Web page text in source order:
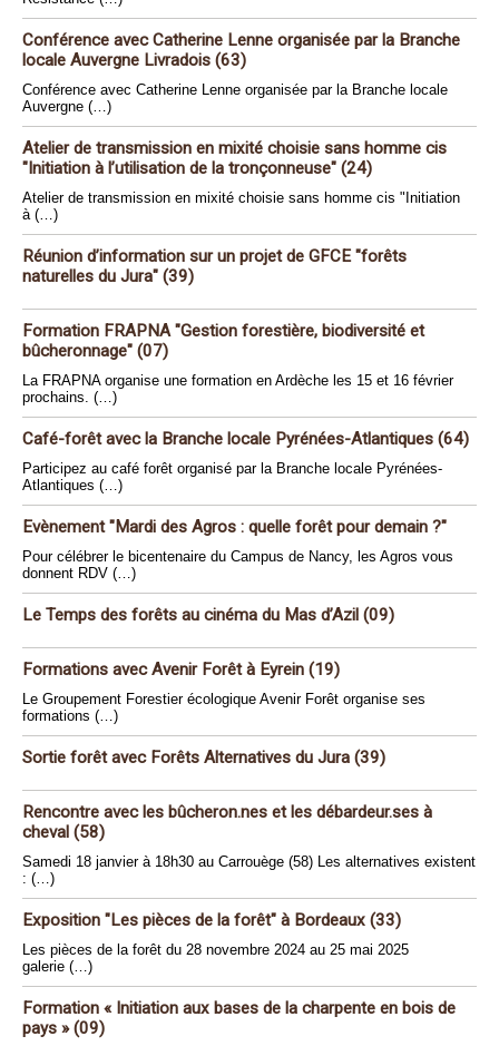
Conférence avec Catherine Lenne organisée par la Branche
locale Auvergne Livradois (63)
Conférence avec Catherine Lenne organisée par la Branche locale
Auvergne (…)
Atelier de transmission en mixité choisie sans homme cis
"Initiation à l’utilisation de la tronçonneuse" (24)
Atelier de transmission en mixité choisie sans homme cis "Initiation
à (…)
Réunion d’information sur un projet de GFCE "forêts
naturelles du Jura" (39)
Formation FRAPNA "Gestion forestière, biodiversité et
bûcheronnage" (07)
La FRAPNA organise une formation en Ardèche les 15 et 16 février
prochains. (…)
Café-forêt avec la Branche locale Pyrénées-Atlantiques (64)
Participez au café forêt organisé par la Branche locale Pyrénées-
Atlantiques (…)
Evènement "Mardi des Agros : quelle forêt pour demain ?"
Pour célébrer le bicentenaire du Campus de Nancy, les Agros vous
donnent RDV (…)
Le Temps des forêts au cinéma du Mas d’Azil (09)
Formations avec Avenir Forêt à Eyrein (19)
Le Groupement Forestier écologique Avenir Forêt organise ses
formations (…)
Sortie forêt avec Forêts Alternatives du Jura (39)
Rencontre avec les bûcheron.nes et les débardeur.ses à
cheval (58)
Samedi 18 janvier à 18h30 au Carrouège (58) Les alternatives existent
: (…)
Exposition "Les pièces de la forêt" à Bordeaux (33)
Les pièces de la forêt du 28 novembre 2024 au 25 mai 2025
galerie (…)
Formation « Initiation aux bases de la charpente en bois de
pays » (09)